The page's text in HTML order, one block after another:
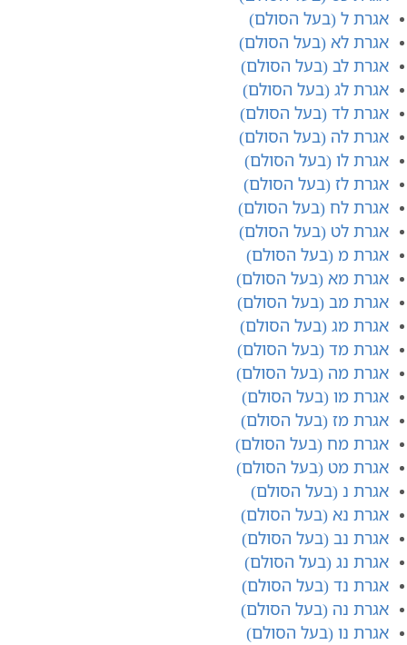
אגרת ל (בעל הסולם)
אגרת לא (בעל הסולם)
אגרת לב (בעל הסולם)
אגרת לג (בעל הסולם)
אגרת לד (בעל הסולם)
אגרת לה (בעל הסולם)
אגרת לו (בעל הסולם)
אגרת לז (בעל הסולם)
אגרת לח (בעל הסולם)
אגרת לט (בעל הסולם)
אגרת מ (בעל הסולם)
אגרת מא (בעל הסולם)
אגרת מב (בעל הסולם)
אגרת מג (בעל הסולם)
אגרת מד (בעל הסולם)
אגרת מה (בעל הסולם)
אגרת מו (בעל הסולם)
אגרת מז (בעל הסולם)
אגרת מח (בעל הסולם)
אגרת מט (בעל הסולם)
אגרת נ (בעל הסולם)
אגרת נא (בעל הסולם)
אגרת נב (בעל הסולם)
אגרת נג (בעל הסולם)
אגרת נד (בעל הסולם)
אגרת נ​ה (בעל הסולם)
אגרת נ​ו (בעל הסולם)